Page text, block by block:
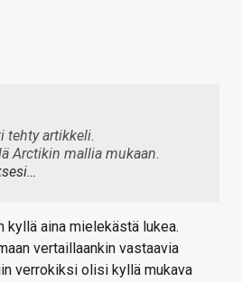
tehty artikkeli.
Arctikin mallia mukaan.
kyllä aina mielekästä lukea.
vertaillaankin vastaavia
verrokiksi olisi kyllä mukava